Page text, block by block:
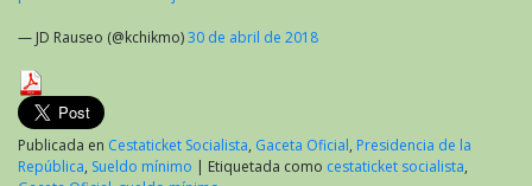
— JD Rauseo (@kchikmo)30 de abril de 2018
Publicada en Cestaticket Socialista, Gaceta Oficial, Presidencia de la
República, Sueldo mínimo | Etiquetada como cestaticket socialista,